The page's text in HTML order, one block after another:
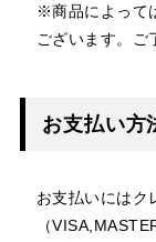
※商品によって
ございます。ご
お支払い方
お支払いにはク
（